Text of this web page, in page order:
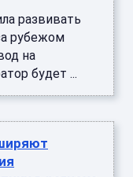
развивать
рубежом
на
будет ...